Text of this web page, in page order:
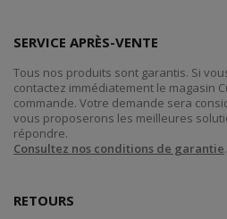
SERVICE APRÈS-VENTE
Tous nos produits sont garantis. Si
contactez immédiatement le magasin
commande. Votre demande sera
vous proposerons les meilleures
répondre.
Consultez nos conditions de garantie.
RETOURS